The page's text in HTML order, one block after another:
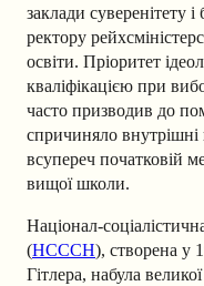
заклади суверенітету
ректору
освіти. Пріоритет
кваліфікацією при
часто призводив до
спричиняло внутрішні
всупереч початковій
вищої школи.
Націонал-
(НСССН), створена у
Гітлера, набула